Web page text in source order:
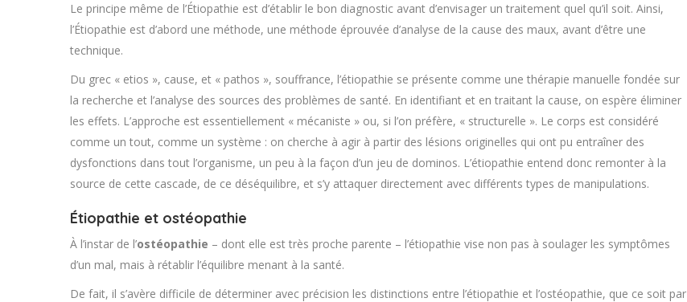
Le principe même de l’Étiopathie est d’établir le bon diagnostic avant d’envisager un traitement quel qu’il soit. Ainsi,
l’Étiopathie est d’abord une méthode, une méthode éprouvée d’analyse de la cause des maux, avant d’être une
technique.
Du grec « etios », cause, et « pathos », souffrance, l’étiopathie se présente comme une thérapie manuelle fondée sur
la recherche et l’analyse des sources des problèmes de santé. En identifiant et en traitant la cause, on espère éliminer
les effets. L’approche est essentiellement « mécaniste » ou, si l’on préfère, « structurelle ». Le corps est considéré
comme un tout, comme un système : on cherche à agir à partir des lésions originelles qui ont pu entraîner des
dysfonctions dans tout l’organisme, un peu à la façon d’un jeu de dominos. L’étiopathie entend donc remonter à la
source de cette cascade, de ce déséquilibre, et s’y attaquer directement avec différents types de manipulations.
Étiopathie et ostéopathie
À l’instar de l’ostéopathie – dont elle est très proche parente – l’étiopathie vise non pas à soulager les symptômes
d’un mal, mais à rétablir l’équilibre menant à la santé.
De fait, il s’avère difficile de déterminer avec précision les distinctions entre l’étiopathie et l’ostéopathie, que ce soit par